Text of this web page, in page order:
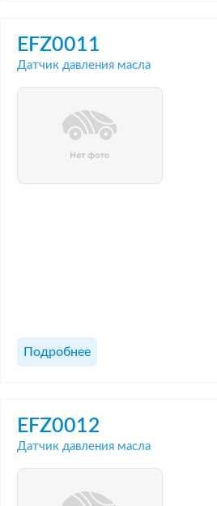
EFZ0011
Датчик давления масла
Подробнее
EFZ0012
Датчик давления масла